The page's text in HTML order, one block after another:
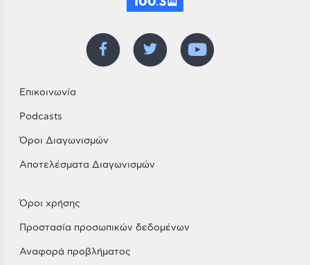
Επικοινωνία
Podcasts
Όροι Διαγωνισμών
Αποτελέσματα Διαγωνισμών
Όροι χρήσης
Προστασία προσωπικών δεδομένων
Αναφορά προβλήματος